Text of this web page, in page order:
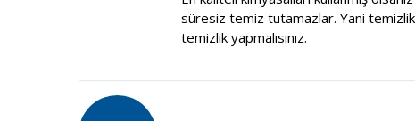
süresiz temiz tutamazlar. Yani
temizlik yapmalısınız.